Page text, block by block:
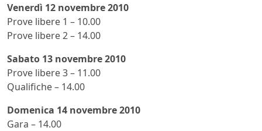
Venerdì 12 novembre 2010
Prove libere 1 – 10.00
Prove libere 2 – 14.00
Sabato 13 novembre 2010
Prove libere 3 – 11.00
Qualifiche – 14.00
Domenica 14 novembre 2010
Gara – 14.00